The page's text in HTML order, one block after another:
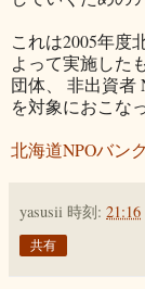
これは2005年度
よって実施した
団体、 非出資者
を対象におこな
北海道NPOバン
yasusii 時刻: 21:16
共有